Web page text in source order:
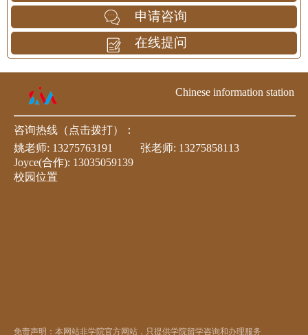
申请咨询
在线提问
Chinese information station
咨询热线（点击拨打）：
姚老师: 13275763191 张老师: 13275858113
Joyce(合作): 13035059139
校园位置
免责声明：本网站非学院官方网站，只提供学院留学咨询和办理服务